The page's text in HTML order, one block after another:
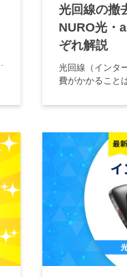
光回線の撤
NURO光・
ぞれ解説
光回線（インタ
費がかかること
る場合があるこ